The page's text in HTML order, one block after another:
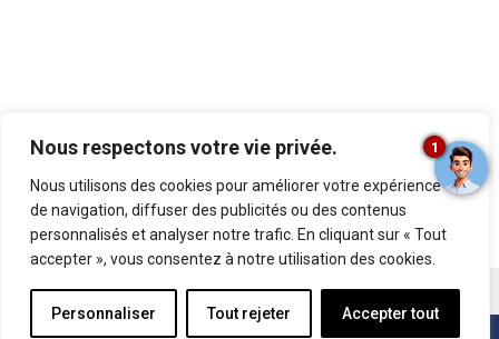
Nous respectons votre vie privée.
Nous utilisons des cookies pour améliorer votre expérience
de navigation, diffuser des publicités ou des contenus
personnalisés et analyser notre trafic. En cliquant sur « Tout
accepter », vous consentez à notre utilisation des cookies.
Personnaliser Tout rejeter Accepter tout
Le Gran Hotel Bali œuvre pour un avenir plus durable. Une série de
rénovations a été entreprise avec l’aide de Turisme Comunitat Valenciana
afin de décarboniser nos installations et de réduire notre empreinte
carbone.Plus d’informations ici.
Mentions légales
Politique de cookies
Politique de confidentialité
Canal de dénonciation
1